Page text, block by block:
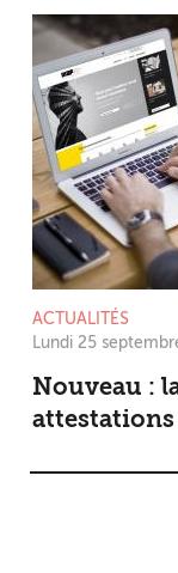
ACTUALITÉS
Lundi 25
Nouveau :
attestations